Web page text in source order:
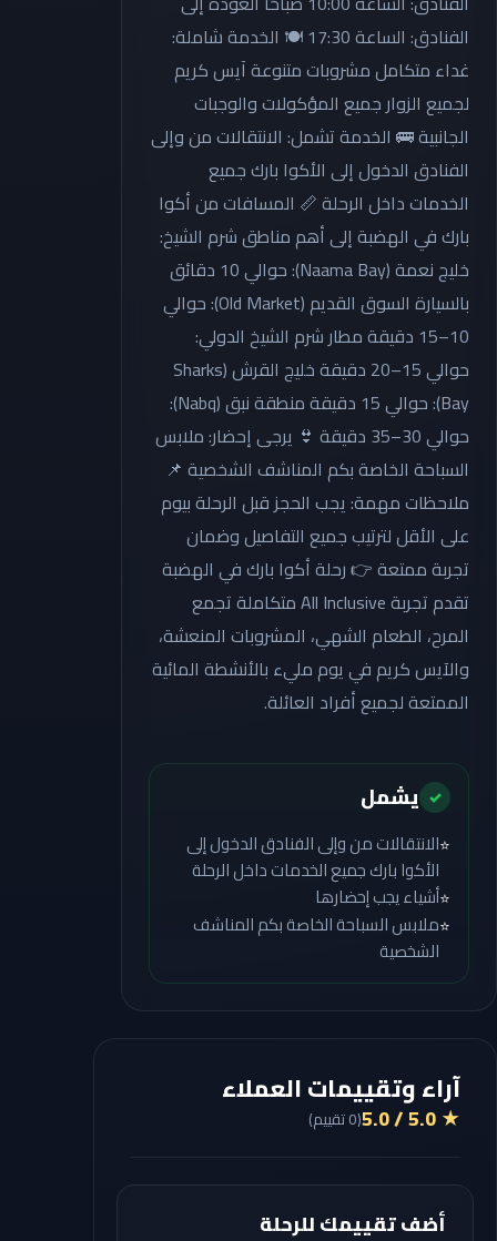
الفنادق: الساعة 17:30 🍽️ الخدمة شاملة:
غداء متكامل مشروبات متنوعة آيس كريم
لجميع الزوار جميع المؤكولات والوجبات
الجانبية 🚌 الخدمة تشمل: الانتقالات من وإلى
الفنادق الدخول إلى الأكوا بارك جميع
الخدمات داخل الرحلة 📏 المسافات من أكوا
بارك في الهضبة إلى أهم مناطق شرم الشيخ:
خليج نعمة (Naama Bay): حوالي 10 دقائق
بالسيارة السوق القديم (Old Market): حوالي
10–15 دقيقة مطار شرم الشيخ الدولي:
حوالي 15–20 دقيقة خليج القرش (Sharks
Bay): حوالي 15 دقيقة منطقة نبق (Nabq):
حوالي 30–35 دقيقة 👙 يرجى إحضار: ملابس
السباحة الخاصة بكم المناشف الشخصية 📌
ملاحظات مهمة: يجب الحجز قبل الرحلة بيوم
على الأقل لترتيب جميع التفاصيل وضمان
تجربة ممتعة 👉 رحلة أكوا بارك في الهضبة
تقدم تجربة All Inclusive متكاملة تجمع
المرح، الطعام الشهي، المشروبات المنعشة،
والآيس كريم في يوم مليء بالأنشطة المائية
الممتعة لجميع أفراد العائلة.
✓ يشمل
⭐الانتقالات من وإلى الفنادق الدخول إلى
الأكوا بارك جميع الخدمات داخل الرحلة
⭐أشياء يجب إحضارها
⭐ملابس السباحة الخاصة بكم المناشف
الشخصية
آراء وتقييمات العملاء
★ 5.0 / 5.0
(
0تقييم)
أضف تقييمك للرحلة